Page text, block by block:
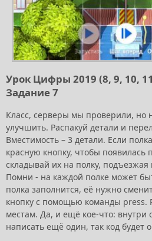
Урок Цифры 2019 (8, 9, 10,
Задание 7
Класс, серверы мы проверили, но
улучшить. Распакуй детали и
Вместимость – 3 детали. Если
красную кнопку, чтобы появилась
складывай их на полку, подъезжая
Помни - на каждой полке может
полка заполнится, её нужно
кнопку с помощью команды press.
местам. Да, и ещё кое-что: внутри
написать ещё один, так код будет